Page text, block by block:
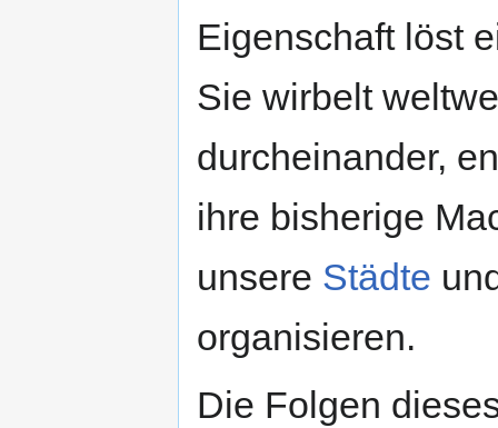
Eigenschaft löst
Sie wirbelt
durcheinander,
ihre bisherige
unsere Städte
organisieren.
Die Folgen